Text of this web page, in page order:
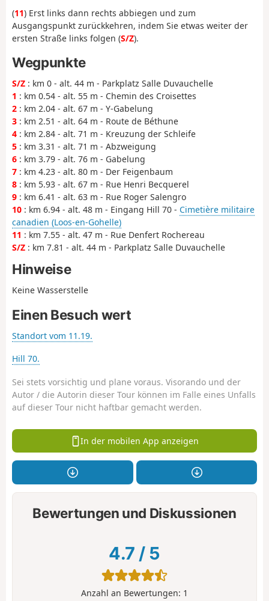
(11) Erst links dann rechts abbiegen und zum
Ausgangspunkt zurückkehren, indem Sie etwas weiter der
ersten Straße links folgen (S/Z).
Wegpunkte
S/Z : km 0 - alt. 44 m - Parkplatz Salle Duvauchelle
1 : km 0.54 - alt. 55 m - Chemin des Croisettes
2 : km 2.04 - alt. 67 m - Y-Gabelung
3 : km 2.51 - alt. 64 m - Route de Béthune
4 : km 2.84 - alt. 71 m - Kreuzung der Schleife
5 : km 3.31 - alt. 71 m - Abzweigung
6 : km 3.79 - alt. 76 m - Gabelung
7 : km 4.23 - alt. 80 m - Der Feigenbaum
8 : km 5.93 - alt. 67 m - Rue Henri Becquerel
9 : km 6.41 - alt. 63 m - Rue Roger Salengro
10 : km 6.94 - alt. 48 m - Eingang Hill 70 - Cimetière militaire
canadien (Loos-en-Gohelle)
11 : km 7.55 - alt. 47 m - Rue Denfert Rochereau
S/Z : km 7.81 - alt. 44 m - Parkplatz Salle Duvauchelle
Hinweise
Keine Wasserstelle
Einen Besuch wert
Standort vom 11.19.
Hill 70.
Sei stets vorsichtig und plane voraus. Visorando und der
Autor / die Autorin dieser Tour können im Falle eines Unfalls
auf dieser Tour nicht haftbar gemacht werden.
In der mobilen App anzeigen
Bewertungen und Diskussionen
4.7 / 5
Anzahl an Bewertungen: 1